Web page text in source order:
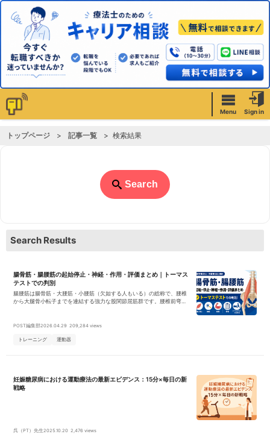
Menu Sign in
トップページ 記事一覧 検索結果
Search
Search Results
腸骨筋・腸腰筋の起始停止・神経・作用・評価まとめ｜トーマス
テストでの判別
腸腰筋は腸骨筋・大腰筋・小腰筋（欠如する人もいる）の総称で、腰椎
から大腿骨小転子までを連結する強力な股関節屈筋群です。腰椎前弯の
ストで「股関節屈曲拘縮」の責任組織として頻繁に対象となり、腰痛・
POST編集部2026.04.29 209,284 views
トレーニング 運動器
妊娠糖尿病における運動療法の最新エビデンス：15分×毎日の新
戦略
呉（PT）先生2025.10.20 2,476 views